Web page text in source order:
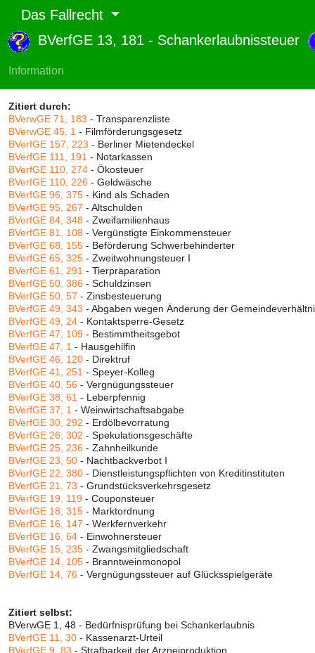
Das Fallrecht
BVerfGE 13, 181 - Schankerlaubnissteuer
Information
Abruf und Rang:
RTF-Version
Zitiert durch:
BVerwGE 71, 183 - Transparenzliste
BVerwGE 45, 1 - Filmförderungsgesetz
BVerfGE 157, 223 - Berliner Mietendeckel
BVerfGE 111, 191 - Notarkassen
BVerfGE 110, 274 - Ökosteuer
BVerfGE 110, 226 - Geldwäsche
BVerfGE 96, 375 - Kind als Schaden
BVerfGE 95, 267 - Altschulden
BVerfGE 84, 348 - Zweifamilienhaus
BVerfGE 81, 108 - Vergünstigte Einkommensteuer
BVerfGE 68, 155 - Beförderung Schwerbehinderter
BVerfGE 65, 325 - Zweitwohnungsteuer I
BVerfGE 61, 291 - Tierpräparation
BVerfGE 50, 386 - Schuldzinsen
BVerfGE 50, 57 - Zinsbesteuerung
BVerfGE 49, 343 - Abgaben wegen Änderung der
BVerfGE 49, 24 - Kontaktsperre-Gesetz
BVerfGE 47, 109 - Bestimmtheitsgebot
BVerfGE 47, 1 - Hausgehilfin
BVerfGE 46, 120 - Direktruf
BVerfGE 41, 251 - Speyer-Kolleg
BVerfGE 40, 56 - Vergnügungssteuer
BVerfGE 38, 61 - Leberpfennig
BVerfGE 37, 1 - Weinwirtschaftsabgabe
BVerfGE 30, 292 - Erdölbevorratung
BVerfGE 26, 302 - Spekulationsgeschäfte
BVerfGE 25, 236 - Zahnheilkunde
BVerfGE 23, 50 - Nachtbackverbot I
BVerfGE 22, 380 - Dienstleistungspflichten von Kreditinstituten
BVerfGE 21, 73 - Grundstücksverkehrsgesetz
BVerfGE 19, 119 - Couponsteuer
BVerfGE 18, 315 - Marktordnung
BVerfGE 16, 147 - Werkfernverkehr
BVerfGE 16, 64 - Einwohnersteuer
BVerfGE 15, 235 - Zwangsmitgliedschaft
BVerfGE 14, 105 - Branntweinmonopol
BVerfGE 14, 76 - Vergnügungssteuer auf Glücksspielgeräte
Zitiert selbst:
BVerwGE 1, 48 - Bedürfnisprüfung bei Schankerlaubnis
BVerfGE 11, 30 - Kassenarzt-Urteil
BVerfGE 9, 83 - Strafbarkeit der Arzneiproduktion